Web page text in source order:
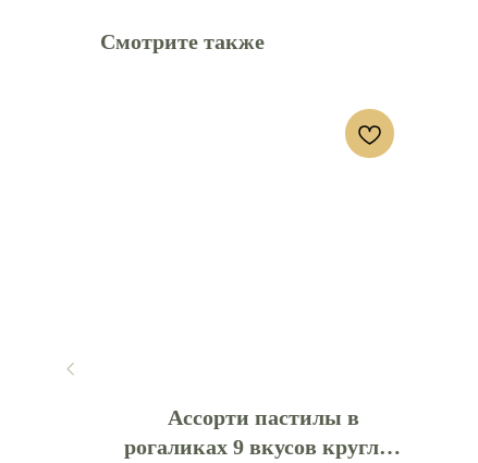
Смотрите также
Ассорти пастилы в
рогаликах 9 вкусов круглой